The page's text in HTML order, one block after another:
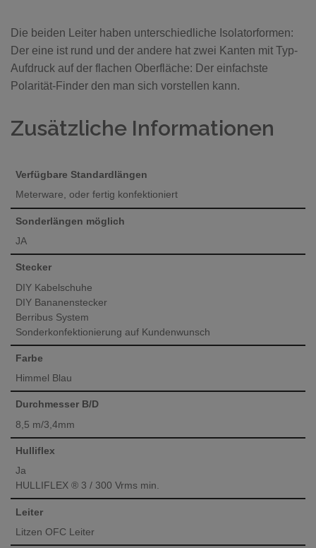
Die beiden Leiter haben unterschiedliche Isolatorformen:
Der eine ist rund und der andere hat zwei Kanten mit Typ-
Aufdruck auf der flachen Oberfläche: Der einfachste
Polarität-Finder den man sich vorstellen kann.
Zusätzliche Informationen
Verfügbare Standardlängen
Meterware, oder fertig konfektioniert
Sonderlängen möglich
JA
Stecker
DIY Kabelschuhe
DIY Bananenstecker
Berribus System
Sonderkonfektionierung auf Kundenwunsch
Farbe
Himmel Blau
Durchmesser B/D
8,5 m/3,4mm
Hulliflex
Ja
HULLIFLEX ® 3 / 300 Vrms min.
Leiter
Litzen OFC Leiter